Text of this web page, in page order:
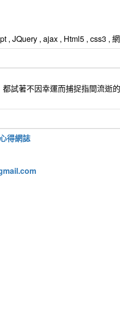
, JQuery , ajax , Html5 , css3 ,
試著不因幸運而捕捉指間流逝
得網誌